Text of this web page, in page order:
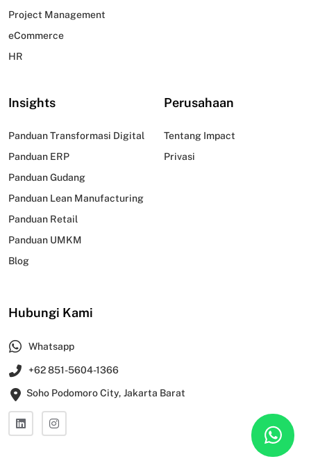
Project Management
eCommerce
HR
Insights
Panduan Transformasi Digital
Panduan ERP
Panduan Gudang
Panduan Lean Manufacturing
Panduan Retail
Panduan UMKM
Blog
Perusahaan
Tentang Impact
Privasi
Hubungi Kami
Whatsapp
+62 851-5604-1366
Soho Podomoro City, Jakarta Barat